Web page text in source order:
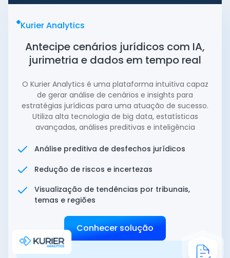
Kurier Analytics
Antecipe cenários jurídicos com IA,
jurimetria e dados em tempo real
O Kurier Analytics é uma plataforma intuitiva capaz
de gerar análise de cenários e insights para
estratégias jurídicas para uma atuação de sucesso.
Utiliza alta tecnologia de big data, estatísticas
avançadas, análises preditivas e inteligência
Análise preditiva de desfechos jurídicos
Redução de riscos e incertezas
Visualização de tendências por tribunais,
temas e regiões
Conhecer solução